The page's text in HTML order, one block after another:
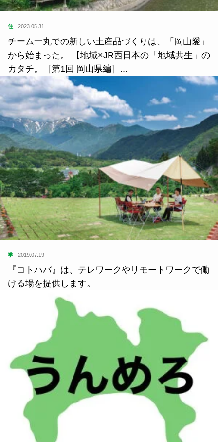
住 2023.05.31
チーム一丸での新しい土産品づくりは、「岡山愛」
から始まった。 【地域×JR西日本の「地域共生」の
カタチ。［第1回 岡山県編］...
学 2019.07.19
『コトハバ』は、テレワークやリモートワークで働
ける場を提供します。